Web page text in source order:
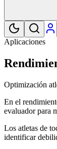
Aplicaciones
Optimización
En el
evaluador para
Los atletas de
identificar